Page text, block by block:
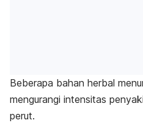
Beberapa bahan herbal
mengurangi intensitas
perut.